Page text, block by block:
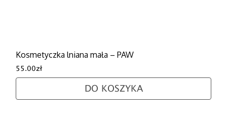
Kosmetyczka lniana mała – PAW
55.00zł
DO KOSZYKA